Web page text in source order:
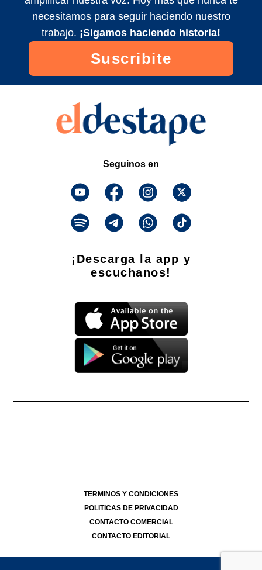
necesitamos para seguir haciendo nuestro
trabajo. ¡Sigamos haciendo historia!
Suscribite
Seguinos en
¡Descarga la app y
escuchanos!
TERMINOS Y CONDICIONES
POLITICAS DE PRIVACIDAD
CONTACTO COMERCIAL
CONTACTO EDITORIAL